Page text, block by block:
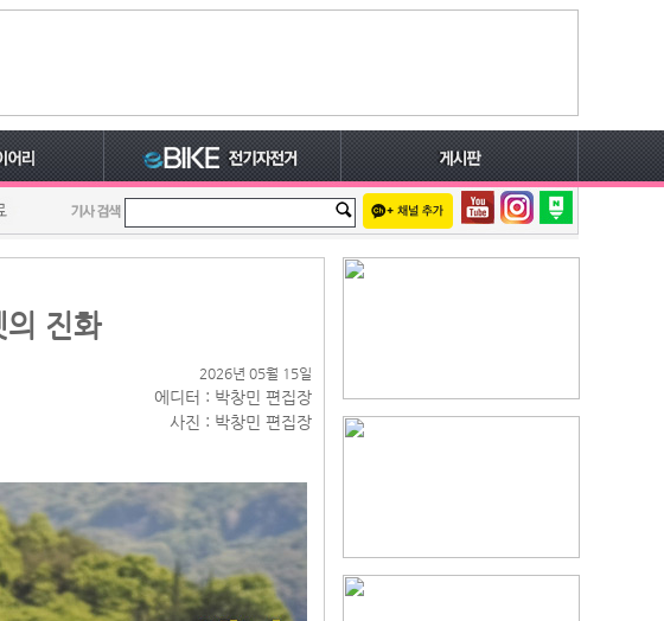
진화
2026년 05월 15일
에디터 : 박창민 편집장
사진 : 박창민 편집장